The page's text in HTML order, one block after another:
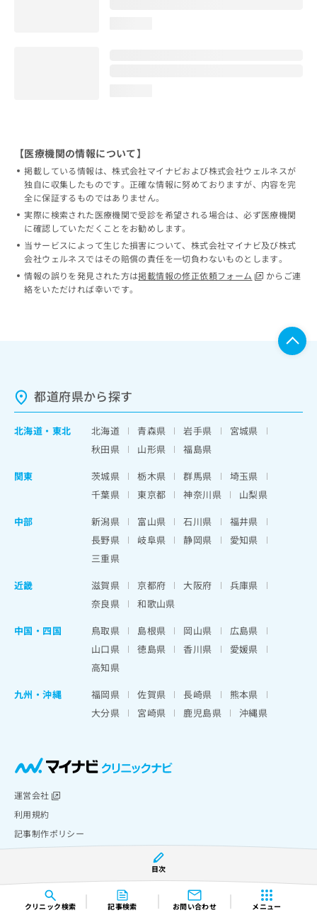
クリニック検索 記事検索 お問い合わせ メニュー
目次
【医療機関の情報について】
掲載している情報は、株式会社マイナビおよび株式会社ウェルネスが
独自に収集したものです。正確な情報に努めておりますが、内容を完
全に保証するものではありません。
実際に検索された医療機関で受診を希望される場合は、必ず医療機関
に確認していただくことをお勧めします。
当サービスによって生じた損害について、株式会社マイナビ及び株式
会社ウェルネスではその賠償の責任を一切負わないものとします。
情報の誤りを発見された方は掲載情報の修正依頼フォーム
からご連
絡をいただければ幸いです。
都道府県から探す
北海道 ・ 東北 北海道 青森県 岩手県
宮城県
秋田県
山形県
福島県
関東
茨城県 栃木県 群馬県
埼玉県
千葉県
東京都 神奈川県
山梨県
中部
新潟県 富山県 石川県
福井県
長野県
岐阜県 静岡県
愛知県
三重県
近畿
滋賀県 京都府 大阪府
兵庫県
奈良県
和歌山県
中国・四国
鳥取県 島根県 岡山県
広島県
山口県
徳島県 香川県
愛媛県
高知県
九州・沖縄
福岡県 佐賀県 長崎県
熊本県
大分県
宮崎県 鹿児島県 沖縄県
運営会社
利用規約
記事制作ポリシー
掲載情報の修正について
お問い合わせ
Copyright © Mynavi Corporation